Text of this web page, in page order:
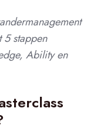
stappen
Ability en